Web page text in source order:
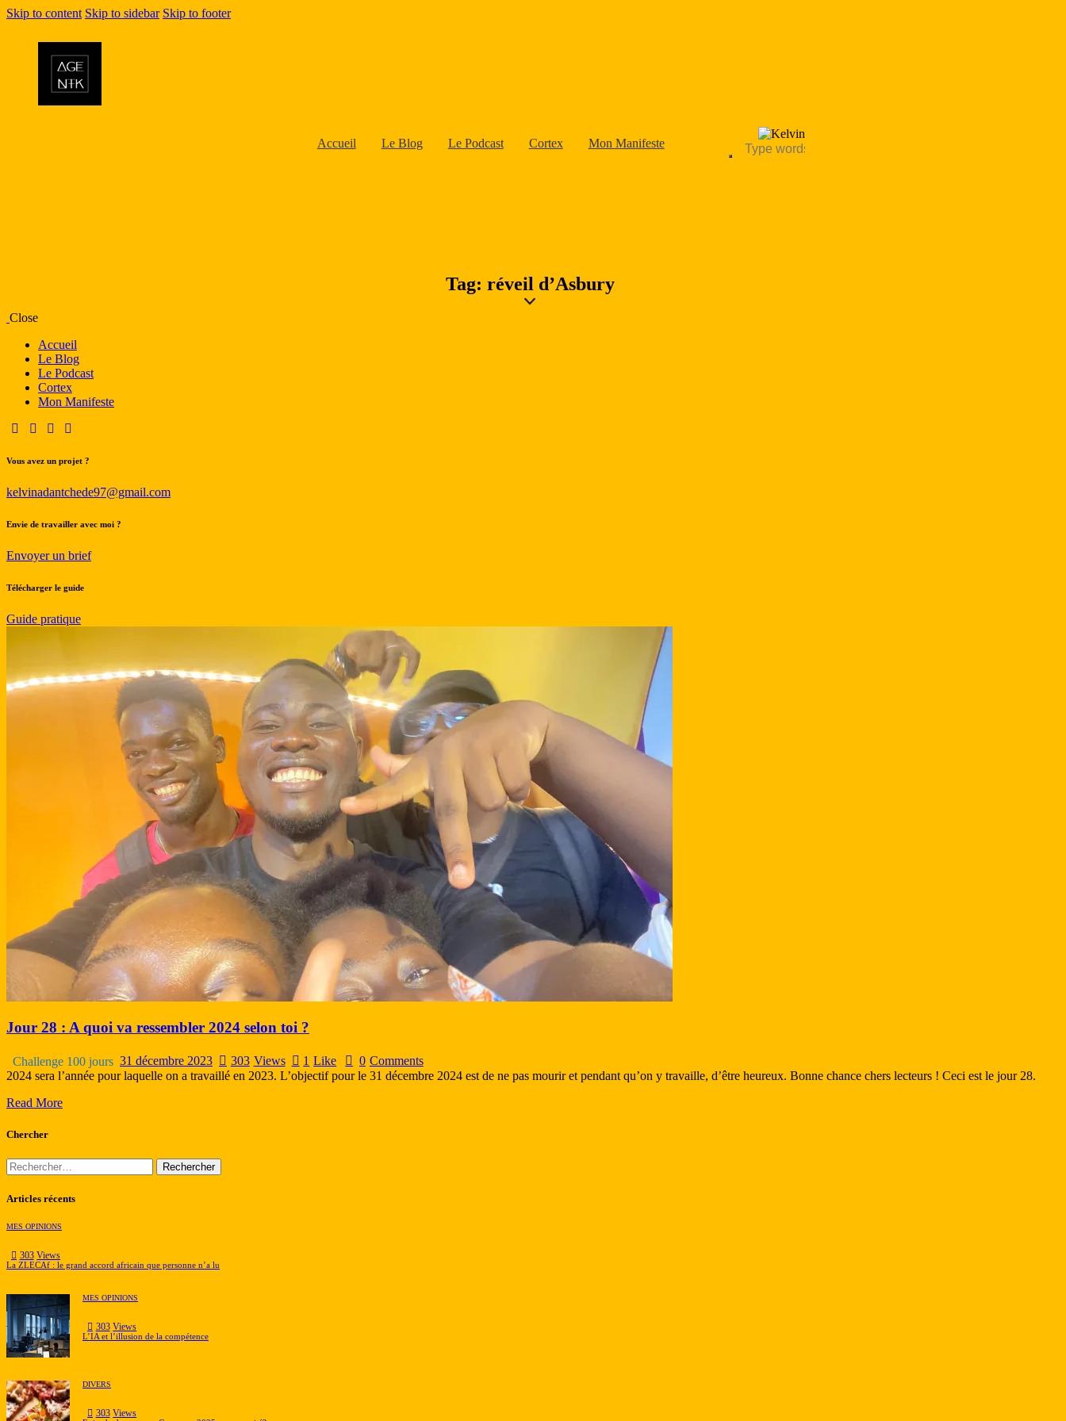
Skip to content Skip to sidebar Skip to footer
Accueil Le Blog Le Podcast Cortex Mon Manifeste
Tag: réveil d’Asbury
Close
Accueil
Le Blog
Le Podcast
Cortex
Mon Manifeste
Vous avez un projet ?
kelvinadantchede97@gmail.com
Envie de travailler avec moi ?
Envoyer un brief
Télécharger le guide
Guide pratique
Jour 28 : A quoi va ressembler 2024 selon toi ?
Challenge 100 jours 31 décembre 2023 303 Views 1 Like 0 Comments
2024 sera l’année pour laquelle on a travaillé en 2023. L’objectif pour le 31 décembre 2024 est de ne pas mourir et pendant qu’on y travaille, d’être heureux. Bonne chance chers lecteurs ! Ceci est le jour 28.
Read More
Chercher
Rechercher :
Articles récents
MES OPINIONS
303 Views
La ZLECAf : le grand accord africain que personne n’a lu
MES OPINIONS
303 Views
L’IA et l’illusion de la compétence
DIVERS
303 Views